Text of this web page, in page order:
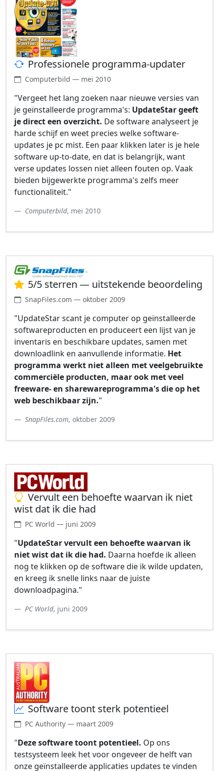
Professionele programma-updater
Computerbild — mei 2010
"Vergeet het lang zoeken naar nieuwe versies van
je geïnstalleerde programma's: UpdateStar geeft
je direct een overzicht. De software analyseert je
harde schijf en weet precies welke software-
updates je pc mist. Een paar klikken later is je hele
software up-to-date, en dat is belangrijk, want
verse updates lossen niet alleen fouten op. Vaak
bieden bijgewerkte programma's zelfs meer
functionaliteit."
Computerbild, mei 2010
5/5 sterren — uitstekende beoordeling
SnapFiles.com — oktober 2009
"UpdateStar scant je computer op geïnstalleerde
softwareproducten en produceert een lijst van je
inventaris en beschikbare updates, samen met
downloadlink en aanvullende informatie. Het
programma werkt niet alleen met veelgebruikte
commerciële producten, maar ook met veel
freeware- en sharewareprogramma's die op het
web beschikbaar zijn."
SnapFiles.com, oktober 2009
Vervult een behoefte waarvan ik niet
wist dat ik die had
PC World — juni 2009
"UpdateStar vervult een behoefte waarvan ik
niet wist dat ik die had. Daarna hoefde ik alleen
nog te klikken op de software die ik wilde updaten,
en kreeg ik snelle links naar de juiste
downloadpagina."
PC World, juni 2009
Software toont sterk potentieel
PC Authority — maart 2009
"Deze software toont potentieel. Op ons
testsysteem leek het voor ongeveer de helft van
onze geïnstalleerde applicaties updates te vinden